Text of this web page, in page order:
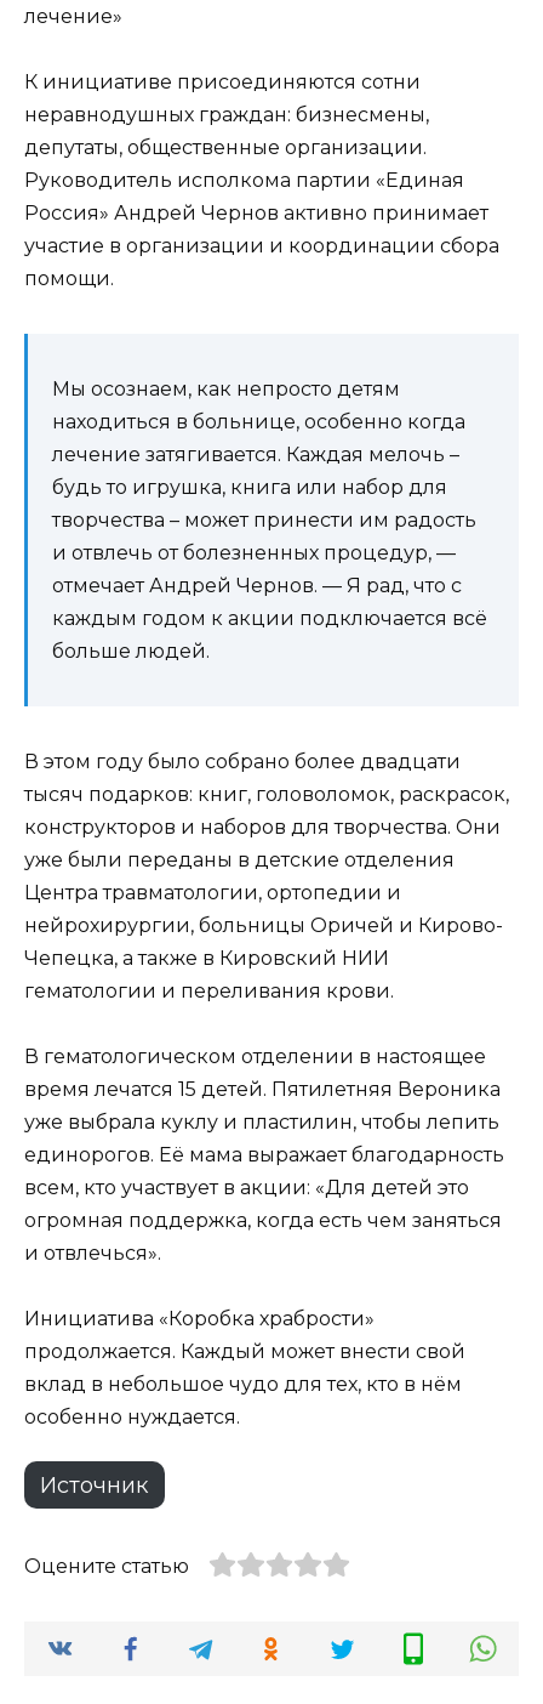
К инициативе присоединяются сотни
неравнодушных граждан: бизнесмены,
депутаты, общественные организации.
Руководитель исполкома партии «Единая
Россия» Андрей Чернов активно принимает
участие в организации и координации сбора
помощи.
Мы осознаем, как непросто детям
находиться в больнице, особенно когда
лечение затягивается. Каждая мелочь –
будь то игрушка, книга или набор для
творчества – может принести им радость
и отвлечь от болезненных процедур, —
отмечает Андрей Чернов. — Я рад, что с
каждым годом к акции подключается всё
больше людей.
В этом году было собрано более двадцати
тысяч подарков: книг, головоломок, раскрасок,
конструкторов и наборов для творчества. Они
уже были переданы в детские отделения
Центра травматологии, ортопедии и
нейрохирургии, больницы Оричей и Кирово-
Чепецка, а также в Кировский НИИ
гематологии и переливания крови.
В гематологическом отделении в настоящее
время лечатся 15 детей. Пятилетняя Вероника
уже выбрала куклу и пластилин, чтобы лепить
единорогов. Её мама выражает благодарность
всем, кто участвует в акции: «Для детей это
огромная поддержка, когда есть чем заняться
и отвлечься».
Инициатива «Коробка храбрости»
продолжается. Каждый может внести свой
вклад в небольшое чудо для тех, кто в нём
особенно нуждается.
Источник
Оцените статью